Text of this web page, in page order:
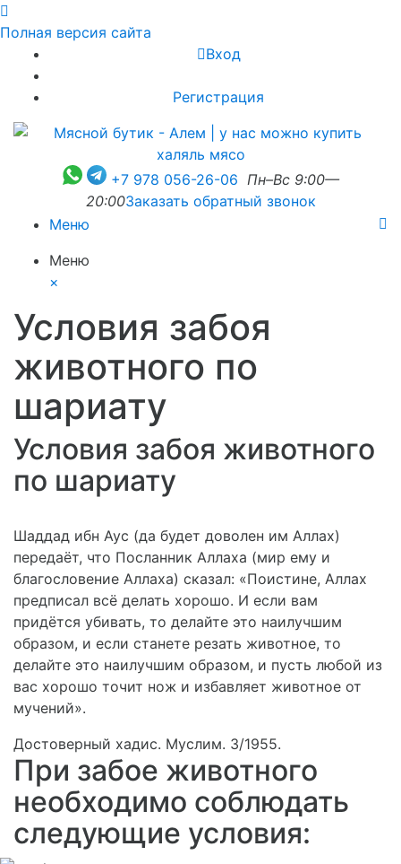
Полная версия сайта
Вход
Регистрация
+7 978 056-26-06 Пн–Вс 9:00—
20:00Заказать обратный звонок
Меню
Меню
×
Условия забоя
животного по
шариату
Условия забоя животного
по шариату
Шаддад ибн Аус (да будет доволен им Аллах)
передаёт, что Посланник Аллаха (мир ему и
благословение Аллаха) сказал: «Поистине, Аллах
предписал всё делать хорошо. И если вам
придётся убивать, то делайте это наилучшим
образом, и если станете резать животное, то
делайте это наилучшим образом, и пусть любой из
вас хорошо точит нож и избавляет животное от
мучений».
Достоверный хадис. Муслим. 3/1955.
При забое животного
необходимо соблюдать
следующие условия: